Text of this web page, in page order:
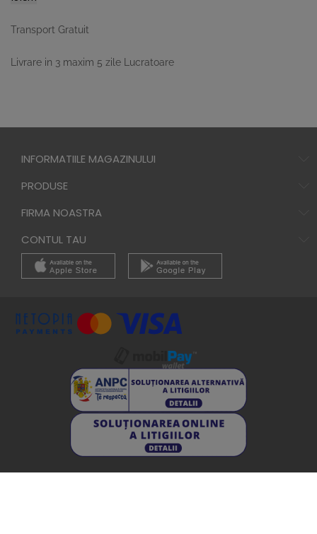
Transport Gratuit
Livrare in 3 maxim 5 zile Lucratoare
INFORMATIILE MAGAZINULUI
PRODUSE
FIRMA NOASTRA
CONTUL TAU